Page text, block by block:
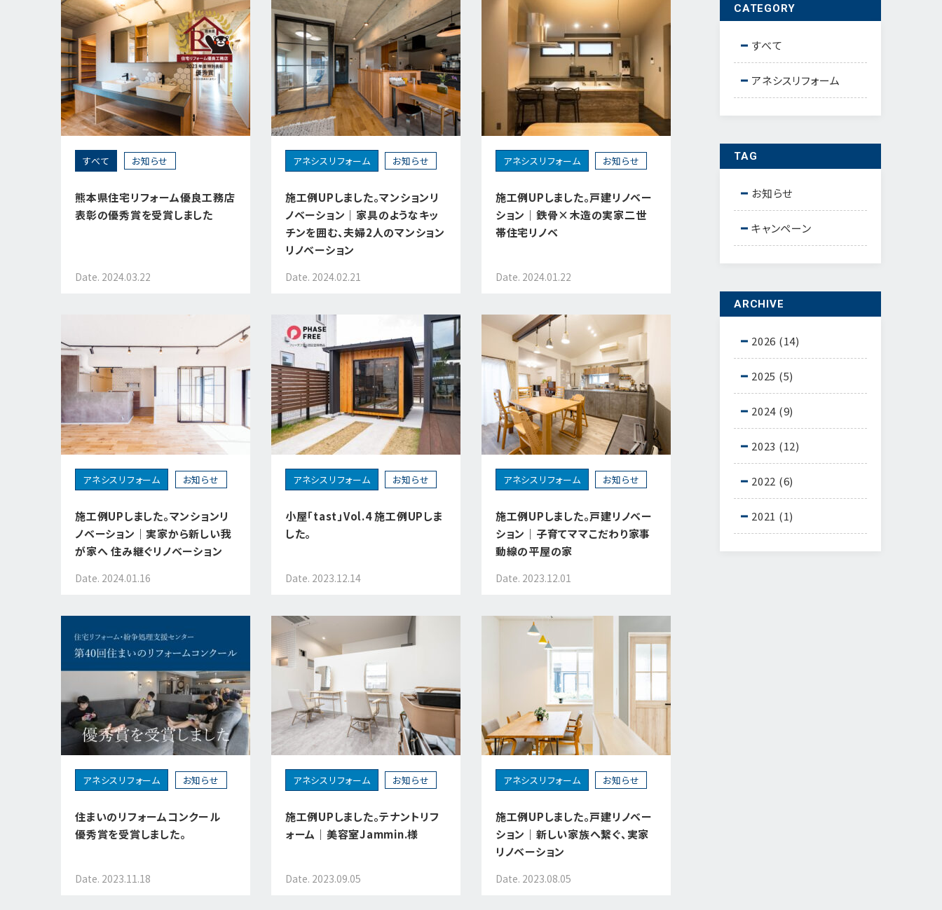
すべて お知らせ
熊本県住宅リフォーム優良工務店
表彰の優秀賞を受賞しました
Date. 2024.03.22
アネシスリフォーム お知らせ
施工例UPしました。マンションリ
ノベーション｜家具のようなキッ
チンを囲む、夫婦2人のマンション
リノベーション
Date. 2024.02.21
アネシスリフォーム お知らせ
施工例UPしました。戸建リノベー
ション｜鉄骨×木造の実家二世
帯住宅リノベ
Date. 2024.01.22
アネシスリフォーム お知らせ
施工例UPしました。マンションリ
ノベーション｜実家から新しい我
が家へ 住み継ぐリノベーション
Date. 2024.01.16
アネシスリフォーム お知らせ
小屋「tast」Vol.4 施工例UPしま
した。
Date. 2023.12.14
アネシスリフォーム お知らせ
施工例UPしました。戸建リノベー
ション｜子育てママこだわり家事
動線の平屋の家
Date. 2023.12.01
アネシスリフォーム お知らせ
住まいのリフォームコンクール
優秀賞を受賞しました。
Date. 2023.11.18
アネシスリフォーム お知らせ
施工例UPしました。テナントリフ
ォーム｜美容室Jammin.様
Date. 2023.09.05
アネシスリフォーム お知らせ
施工例UPしました。戸建リノベー
ション｜新しい家族へ繋ぐ、実家
リノベーション
Date. 2023.08.05
CATEGORY
すべて
アネシスリフォーム
TAG
お知らせ
キャンペーン
ARCHIVE
2026 (14)
2025 (5)
2024 (9)
2023 (12)
2022 (6)
2021 (1)